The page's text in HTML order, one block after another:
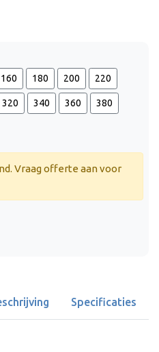
160 180 200 220
320 340 360 380
Vraag offerte aan voor
Specificaties